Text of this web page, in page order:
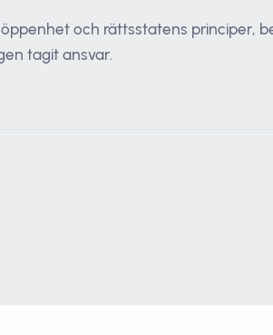
och rättsstatens principer,
tagit ansvar.